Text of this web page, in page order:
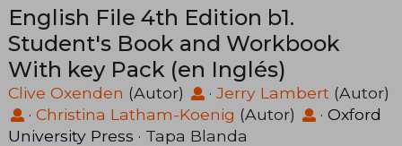
English File 4th Edition b1.
Student's Book and Workbook
With key Pack (en Inglés)
Clive Oxenden (Autor) · Jerry Lambert (Autor)
· Christina Latham-Koenig (Autor) · Oxford
University Press · Tapa Blanda